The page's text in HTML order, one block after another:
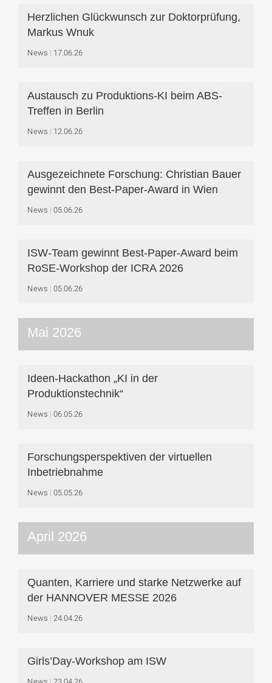
Herzlichen Glückwunsch zur Doktorprüfung,
Markus Wnuk
News 17.06.26
Austausch zu Produktions-KI beim ABS-
Treffen in Berlin
News 12.06.26
Ausgezeichnete Forschung: Christian Bauer
gewinnt den Best-Paper-Award in Wien
News 05.06.26
ISW-Team gewinnt Best-Paper-Award beim
RoSE-Workshop der ICRA 2026
News 05.06.26
Mai 2026
Ideen-Hackathon „KI in der
Produktionstechnik“
News 06.05.26
Forschungsperspektiven der virtuellen
Inbetriebnahme
News 05.05.26
April 2026
Quanten, Karriere und starke Netzwerke auf
der HANNOVER MESSE 2026
News 24.04.26
Girls’Day-Workshop am ISW